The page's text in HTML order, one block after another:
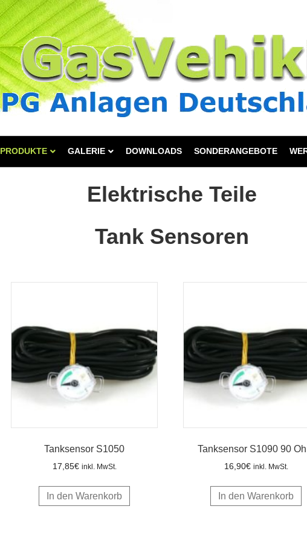
PRODUKTE GALERIE DOWNLOADS SONDERANGEBOTE
Elektrische Teile
Tank Sensoren
Tanksensor S1050
17,85€ inkl. MwSt.
In den Warenkorb
Tanksensor S1090 90
16,90€ inkl. MwSt.
In den Warenkorb